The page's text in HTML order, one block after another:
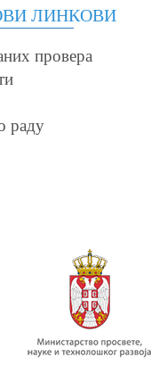
ЛИНКОВИ
провера
раду